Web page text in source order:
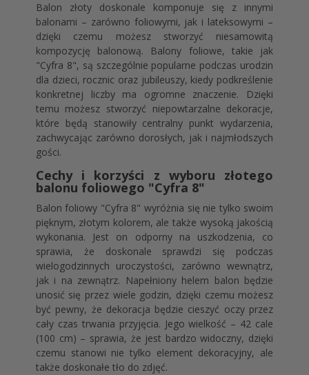
Balon złoty doskonale komponuje się z innymi
balonami – zarówno foliowymi, jak i lateksowymi –
dzięki czemu możesz stworzyć niesamowitą
kompozycję balonową. Balony foliowe, takie jak
"Cyfra 8", są szczególnie popularne podczas urodzin
dla dzieci, rocznic oraz jubileuszy, kiedy podkreślenie
konkretnej liczby ma ogromne znaczenie. Dzięki
temu możesz stworzyć niepowtarzalne dekoracje,
które będą stanowiły centralny punkt wydarzenia,
zachwycając zarówno dorosłych, jak i najmłodszych
gości.
Cechy i korzyści z wyboru złotego
balonu foliowego "Cyfra 8"
Balon foliowy "Cyfra 8" wyróżnia się nie tylko swoim
pięknym, złotym kolorem, ale także wysoką jakością
wykonania. Jest on odporny na uszkodzenia, co
sprawia, że doskonale sprawdzi się podczas
wielogodzinnych uroczystości, zarówno wewnątrz,
jak i na zewnątrz. Napełniony helem balon będzie
unosić się przez wiele godzin, dzięki czemu możesz
być pewny, że dekoracja będzie cieszyć oczy przez
cały czas trwania przyjęcia. Jego wielkość – 42 cale
(100 cm) – sprawia, że jest bardzo widoczny, dzięki
czemu stanowi nie tylko element dekoracyjny, ale
także doskonałe tło do zdjęć.